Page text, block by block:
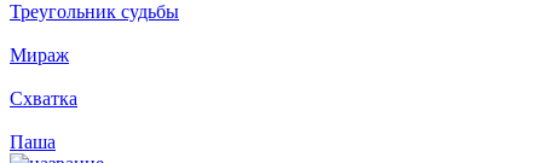
Треугольник судьбы
Мираж
Схватка
Паша